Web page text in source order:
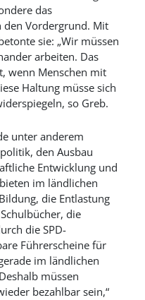
das
den Vordergrund. Mit
sie: „Wir müssen
arbeiten. Das
wenn Menschen mit
Haltung müsse sich
so Greb.
unter anderem
den Ausbau
Entwicklung und
im ländlichen
die Entlastung
die
die SPD-
Führerscheine für
im ländlichen
müssen
bezahlbar sein,“